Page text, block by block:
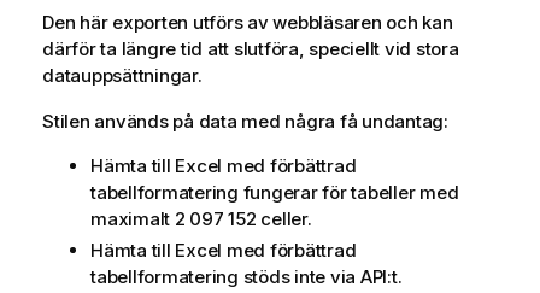
n
n
g
Den här exporten utförs av webbläsaren och kan
därför ta längre tid att slutföra, speciellt vid stora
datauppsättningar.
Stilen används på data med några få undantag:
Hämta till Excel med förbättrad
tabellformatering fungerar för tabeller med
maximalt 2 097 152 celler.
Hämta till Excel med förbättrad
tabellformatering stöds inte via API:t.